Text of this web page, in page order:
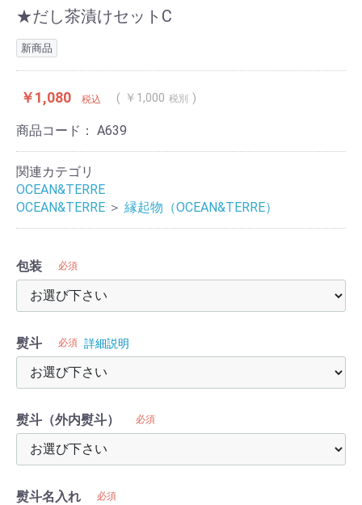
★だし茶漬けセットC
新商品
￥1,080 税込 ￥1,000 税別
商品コード： A639
関連カテゴリ
OCEAN&TERRE
OCEAN&TERRE ＞ 縁起物（OCEAN&TERRE）
包装 必須
熨斗 必須 詳細説明
熨斗（外内熨斗） 必須
熨斗名入れ 必須